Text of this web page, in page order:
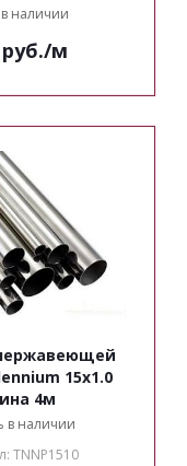
в наличии
руб./м
4м
в наличии
TNNP1510